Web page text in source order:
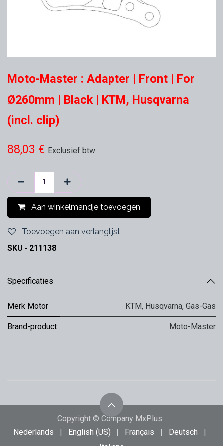
Moto-Master : Adapter | Front | For
Ø260mm | Black | KTM, Husqvarna
(incl. clip)
88,03 € Exclusief btw
Aan winkelmandje toevoegen
Toevoegen aan verlanglijst
SKU - 211138
Specificaties
Merk Motor KTM, Husqvarna, Gas-Gas
Brand-product Moto-Master
Copyright © Company MxPlus
Nederlands
English (US) Français Deutsch